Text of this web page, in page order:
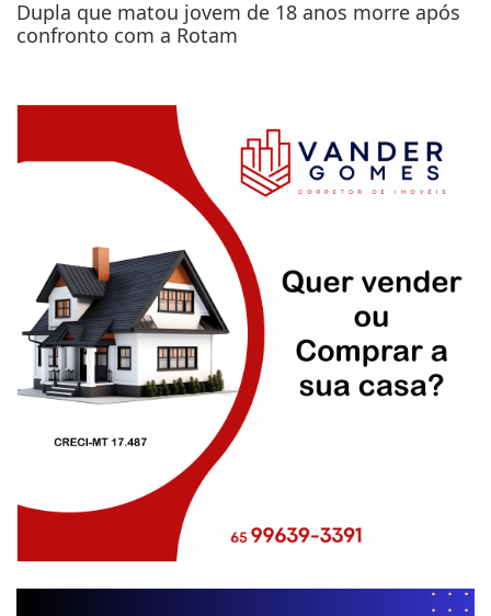
Dupla que matou jovem de 18 anos morre após
confronto com a Rotam